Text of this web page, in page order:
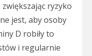
ryzyko
jest, aby osoby
D robiły to
i regularnie